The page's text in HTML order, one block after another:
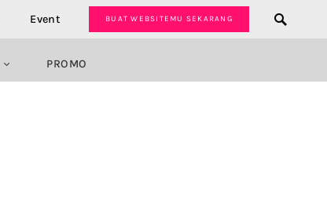
Event BUAT WEBSITEMU SEKARANG
PROMO